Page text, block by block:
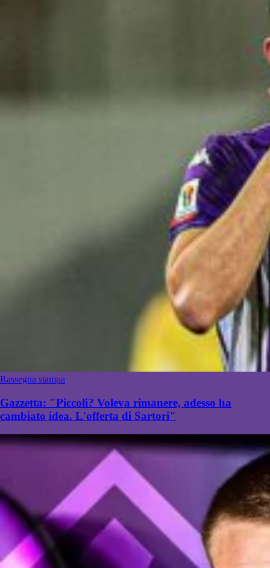
Rassegna stampa
Gazzetta: "Piccoli? Voleva rimanere, adesso ha
cambiato idea. L'offerta di Sartori"